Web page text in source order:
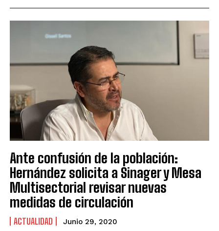
Ante confusión de la población:
Hernández solicita a Sinager y Mesa
Multisectorial revisar nuevas
medidas de circulación
ACTUALIDAD Junio 29, 2020